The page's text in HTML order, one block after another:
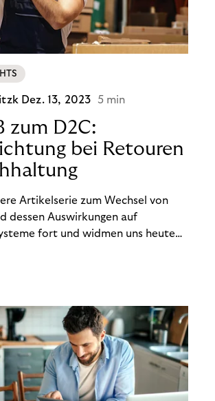
Dez. 13, 2023 5 min
zum D2C:
bei Retouren
Artikelserie zum Wechsel von
dessen Auswirkungen auf
fort und widmen uns heute